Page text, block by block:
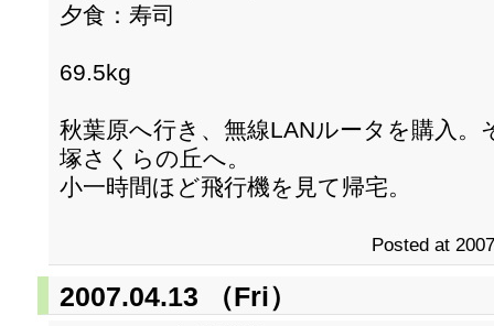
夕食：寿司
69.5kg
秋葉原へ行き、無線LANルータを購入
塚さくらの丘へ。
小一時間ほど飛行機を見て帰宅。
Posted at
2007.04.13 （Fri）